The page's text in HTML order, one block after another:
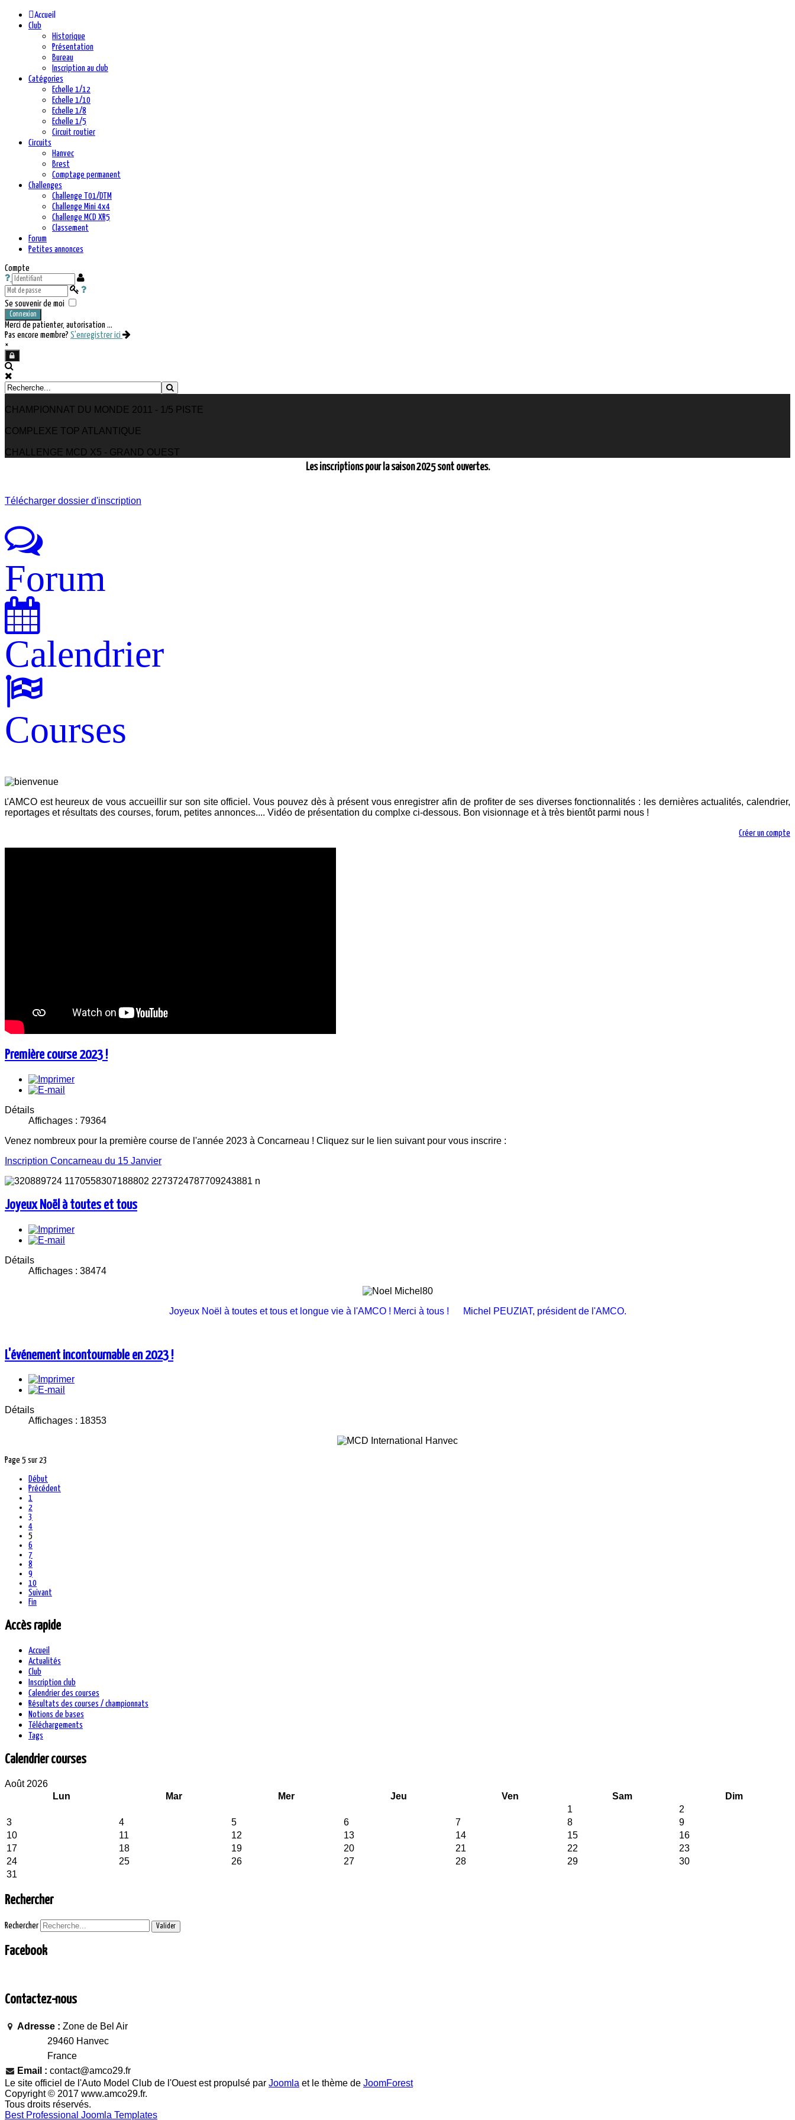
Accueil
Club
Historique
Présentation
Bureau
Inscription au club
Catégories
Echelle 1/12
Echelle 1/10
Echelle 1/8
Echelle 1/5
Circuit routier
Circuits
Hanvec
Brest
Comptage permanent
Challenges
Challenge T01/DTM
Challenge Mini 4x4
Challenge MCD XR5
Classement
Forum
Petites annonces
Compte
Se souvenir de moi
Connexion
Merci de patienter, autorisation ...
Pas encore membre? S'enregistrer ici
×
CHAMPIONNAT DU MONDE 2011 - 1/5 PISTE
COMPLEXE TOP ATLANTIQUE
CHALLENGE MCD X5 - GRAND OUEST
Les inscriptions pour la saison 2025 sont ouvertes.
Télécharger dossier d'inscription
Forum
Calendrier
Courses
L'AMCO est heureux de vous accueillir sur son site officiel. Vous pouvez dès à présent vous enregistrer afin de profiter de ses diverses fonctionnalités : les dernières actualités, calendrier,
reportages et résultats des courses, forum, petites annonces.... Vidéo de présentation du complxe ci-dessous. Bon visionnage et à très bientôt parmi nous !
Créer un compte
Première course 2023 !
Détails
Affichages : 79364
Venez nombreux pour la première course de l'année 2023 à Concarneau ! Cliquez sur le lien suivant pour vous inscrire :
Inscription Concarneau du 15 Janvier
Joyeux Noël à toutes et tous
Détails
Affichages : 38474
Joyeux Noël à toutes et tous et longue vie à l'AMCO ! Merci à tous ! Michel PEUZIAT, président de l'AMCO.
L'événement incontournable en 2023 !
Détails
Affichages : 18353
Page 5 sur 23
Début
Précédent
1
2
3
4
5
6
7
8
9
10
Suivant
Fin
Accès rapide
Accueil
Actualités
Club
Inscription club
Calendrier des courses
Résultats des courses / championnats
Notions de bases
Téléchargements
Tags
Calendrier courses
précédente
précédent
suivante
suivant
Août 2026
Lun
Mar Mer Jeu Ven Sam
Dim
1
2
3
4 5 6 7 8
9
10
11 12 13 14 15
16
17
18 19 20 21 22
23
24
25 26 27 28 29
30
31
Rechercher
Rechercher Valider
Facebook
Contactez-nous
Adresse : Zone de Bel Air
29460 Hanvec
France
Email : contact@amco29.fr
Le site officiel de l'Auto Model Club de l'Ouest est propulsé par Joomla et le thème de JoomForest
Copyright © 2017 www.amco29.fr.
Tous droits réservés.
Best Professional Joomla Templates